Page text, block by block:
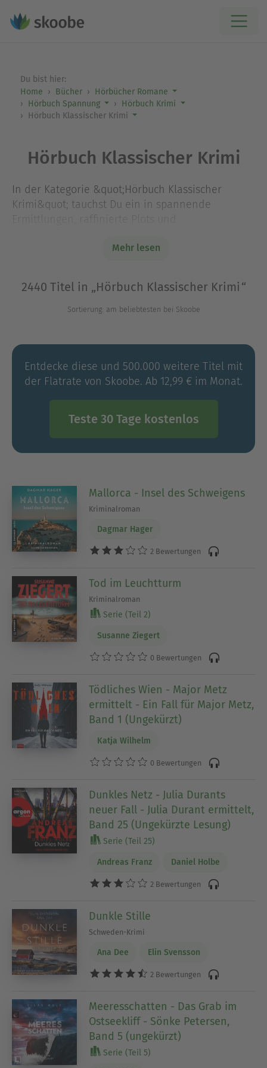
Du bist hier:
Home
Bücher
Hörbücher Romane
Hörbuch Spannung
Hörbuch Krimi
Hörbuch Klassischer Krimi
Hörbuch Klassischer Krimi
In der Kategorie &quot;Hörbuch Klassischer
Krimi&quot; tauchst Du ein in spannende
Nostalgie versprühen. Hier geht es weniger um
charismatische Ermittler*innen und feines
psychologisches Gespür. Die sorgfältig
inszenierten Lesungen lassen Dich miträtseln,
mitdenkt, bist Du hier genau richtig.
Mehr lesen
Ausblenden
2440 Titel in „Hörbuch Klassischer Krimi“
Sortierung: am beliebtesten bei Skoobe
Entdecke diese und 500.000 weitere Titel mit
der Flatrate von Skoobe. Ab 12,99 € im Monat.
Teste 30 Tage kostenlos
Mallorca - Insel des Schweigens
Kriminalroman
Dagmar Hager
2 Bewertungen
Tod im Leuchtturm
Kriminalroman
Serie (Teil 2)
Susanne Ziegert
0 Bewertungen
Tödliches Wien - Major Metz
ermittelt - Ein Fall für Major Metz,
Band 1 (Ungekürzt)
Katja Wilhelm
0 Bewertungen
Dunkles Netz - Julia Durants
neuer Fall - Julia Durant ermittelt,
Band 25 (Ungekürzte Lesung)
Serie (Teil 25)
Andreas Franz Daniel Holbe
2 Bewertungen
Dunkle Stille
Schweden-Krimi
Ana Dee Elin Svensson
2 Bewertungen
Meeresschatten - Das Grab im
Ostseekliff - Sönke Petersen,
Band 5 (ungekürzt)
Serie (Teil 5)